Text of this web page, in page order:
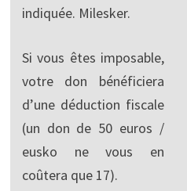
indiquée. Milesker.
Si vous êtes imposable,
votre don bénéficiera
d’une déduction fiscale
(un don de 50 euros /
eusko ne vous en
coûtera que 17).